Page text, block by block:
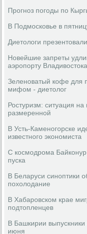
Прогноз погоды по
В Подмосковье в
Диетологи
Новейшие запреты
аэропорту Владивостока
Зеленоватый кофе для
мифом - диетолог
Ростуризм: ситуация на
размеренной
В Усть-Каменогорске
известного экономиста
С космодрома
пуска
В Беларуси синоптики
похолодание
В Хабаровском крае
подтопленцев
В Башкирии
июня